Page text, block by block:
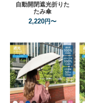
自動開閉遮光折りた
たみ傘
2,220円〜